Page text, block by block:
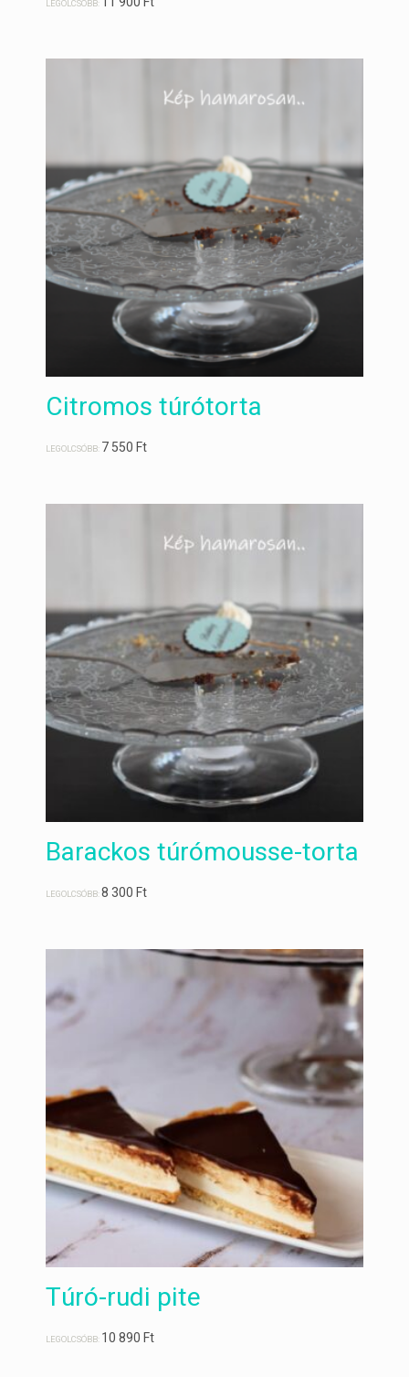
LEGOLCSÓBB:
Citromos túrótorta
LEGOLCSÓBB: 7 550Ft
Barackos túrómousse-torta
LEGOLCSÓBB:8 300Ft
Túró-rudi pite
LEGOLCSÓBB: 10 890Ft